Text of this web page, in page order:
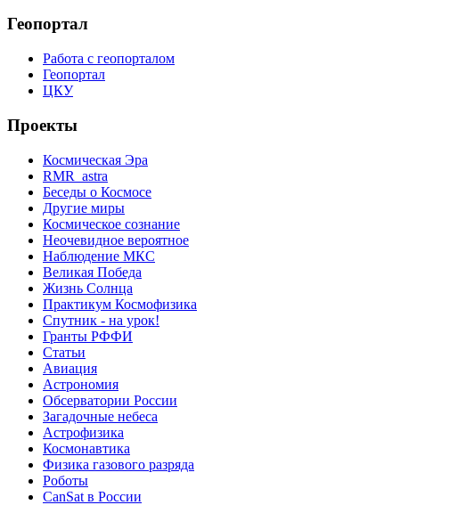
Геопортал
Работа с геопорталом
Геопортал
ЦКУ
Проекты
Космическая Эра
RMR_astra
Беседы о Космосе
Другие миры
Космическое сознание
Неочевидное вероятное
Наблюдение МКС
Великая Победа
Жизнь Солнца
Практикум Космофизика
Спутник - на урок!
Гранты РФФИ
Статьи
Авиация
Астрономия
Обсерватории России
Загадочные небеса
Астрофизика
Космонавтика
Физика газового разряда
Роботы
CanSat в России